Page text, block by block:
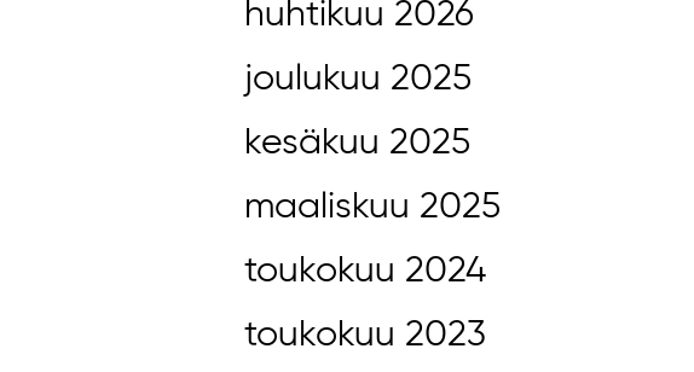
huhtikuu 2026
joulukuu 2025
kesäkuu 2025
maaliskuu 2025
toukokuu 2024
toukokuu 2023